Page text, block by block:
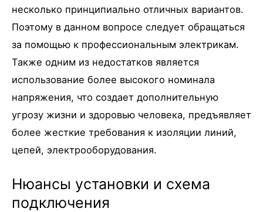
несколько принципиально отличных вариантов.
Поэтому в данном вопросе следует обращаться
за помощью к профессиональным электрикам.
Также одним из недостатков является
использование более высокого номинала
напряжения, что создает дополнительную
угрозу жизни и здоровью человека, предъявляет
более жесткие требования к изоляции линий,
цепей, электрооборудования.
Нюансы установки и схема
подключения